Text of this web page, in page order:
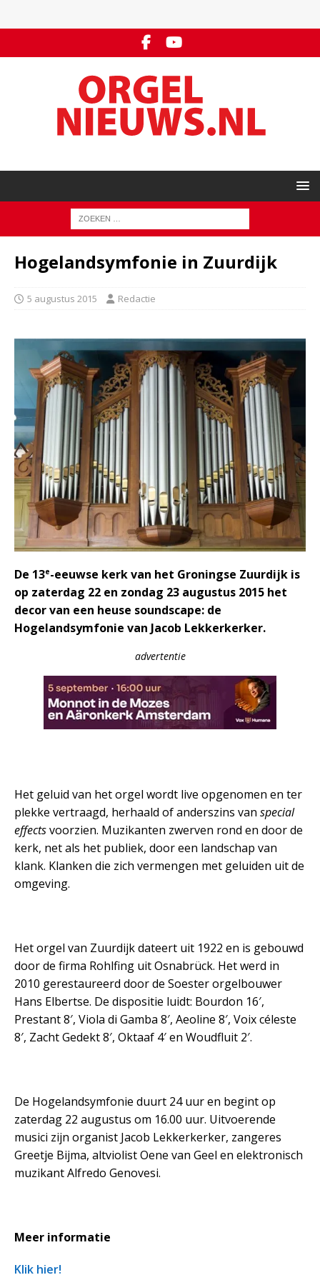
Hogelandsymfonie in Zuurdijk
5 augustus 2015 Redactie
De 13e-eeuwse kerk van het Groningse Zuurdijk is
op zaterdag 22 en zondag 23 augustus 2015 het
decor van een heuse soundscape: de
Hogelandsymfonie van Jacob Lekkerkerker.
advertentie
Het geluid van het orgel wordt live opgenomen en ter
plekke vertraagd, herhaald of anderszins van special
effectsvoorzien. Muzikanten zwerven rond en door de
kerk, net als het publiek, door een landschap van
klank. Klanken die zich vermengen met geluiden uit de
omgeving.
Het orgel van Zuurdijk dateert uit 1922 en is gebouwd
door de firma Rohlfing uit Osnabrück. Het werd in
2010 gerestaureerd door de Soester orgelbouwer
Hans Elbertse. De dispositie luidt: Bourdon 16′,
Prestant 8′, Viola di Gamba 8′, Aeoline 8′, Voix céleste
8′, Zacht Gedekt 8′, Oktaaf 4′ en Woudfluit 2′.
De Hogelandsymfonie duurt 24 uur en begint op
zaterdag 22 augustus om 16.00 uur. Uitvoerende
musici zijn organist Jacob Lekkerkerker, zangeres
Greetje Bijma, altviolist Oene van Geel en elektronisch
muzikant Alfredo Genovesi.
Meer informatie
Klik hier!